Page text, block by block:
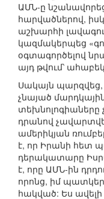
ԱՄՆ-ը
հարվածներով,
աշխարհի
կազմակերպեց
օգտագործելով
այդ թվում՝
Սակայն
չնայած
տեխնոլոգիաները
դրանով
ամերիկյան
է, որ Իրանի հետ
դերակատարը
է, որը ԱՄՆ-ին
որոնց, իմ
հակված: Ես ավելի